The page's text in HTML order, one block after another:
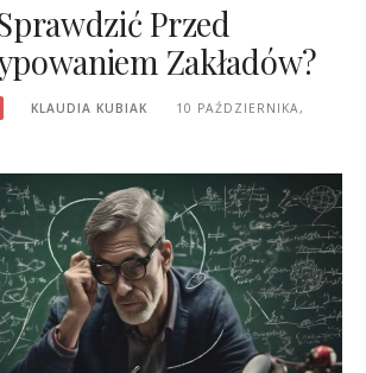
Przed
Zakładów?
KLAUDIA KUBIAK
10 PAŹDZIERNIKA,